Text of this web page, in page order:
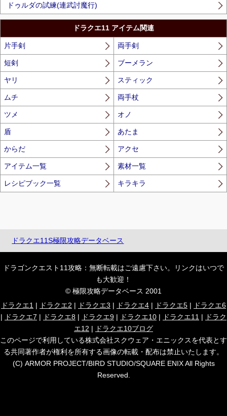
ドゥルダの試練(連武討魔行)
ドラクエ11 アイテム関連
片手剣 両手剣
短剣 ブーメラン
ヤリ スティック
ムチ 両手杖
ツメ オノ
盾 あたま
からだ アクセ
アイテム一覧 素材一覧
レシピブック一覧 キラキラ
ドラクエ11S極限攻略データベース
ドラゴンクエスト11攻略：無断転載はご遠慮下さい。リンクはいつで
も大歓迎！
© 極限攻略データベース 2001
ドラクエ1 | ドラクエ2 | ドラクエ3 | ドラクエ4 | ドラクエ5 |
ドラクエ6
|
ドラクエ7 | ドラクエ8 | ドラクエ9 | ドラクエ10 | ドラクエ11 |
ドラク
エ12 |
ドラクエ10ブログ
このページで利用している株式会社スクウェア・エニックスを代表とす
る共同著作者が権利を所有する画像の転載・配布は禁止いたします。
(C) ARMOR PROJECT/BIRD STUDIO/SQUARE ENIX All Rights
Reserved.